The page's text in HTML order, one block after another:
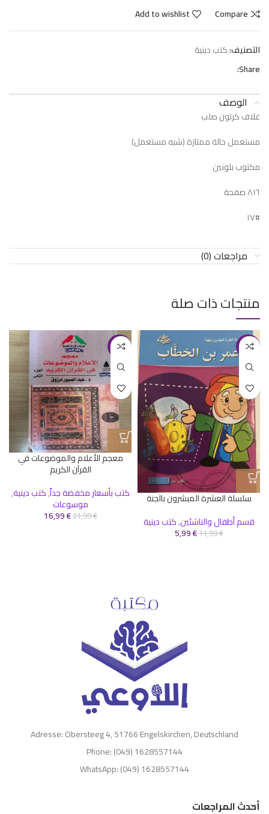
Compare
Add to wishlist
التصنيف:كتب دينية
Share:
الوصف
غلاف كرتون صلب
مستعمل حالة ممتازة (شبه مستعمل)
مكتوب بلونين
٨١٦ صفحة
#١٧
مراجعات (0)
منتجات ذات صلة
-50%
سلسلة العشرة المبشرون بالجنة
قسم أطفال والناشئين,كتب دينية
11,99€
5,99€
-23%
معجم الأعلام والموضوعات في
القرآن الكريم
كتب بأسعار مخفضة جداً,كتب دينية,
موسوعات
21,99€
16,99€
Adresse: Obersteeg 4, 51766 Engelskirchen, Deutschland
Phone: (049) 1628557144
WhatsApp: (049) 1628557144
أحدث المراجعات